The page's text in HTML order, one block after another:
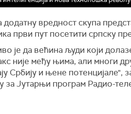
додатну вредност скупа
први пут посетити српску
је да већина људи који
није међу њима, али многи
Србију и њене потенцијале",
за Јутарњи програм Радио-